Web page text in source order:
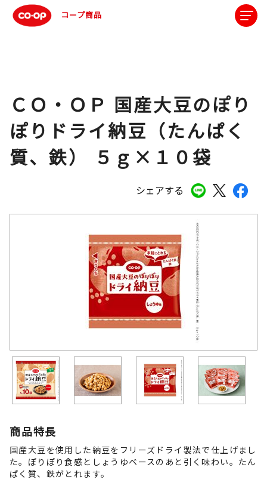
コープ商品
シェアする
ＣＯ・ＯＰ 国産大豆のぽり
ぽりドライ納豆（たんぱく
質、鉄） ５ｇ×１０袋
商品特長
国産大豆を使用した納豆をフリーズドライ製法で仕上げまし
た。ぽりぽり食感としょうゆベースのあと引く味わい。たん
ぱく質、鉄がとれます。